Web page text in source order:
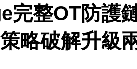
完整OT防護
略破解升級